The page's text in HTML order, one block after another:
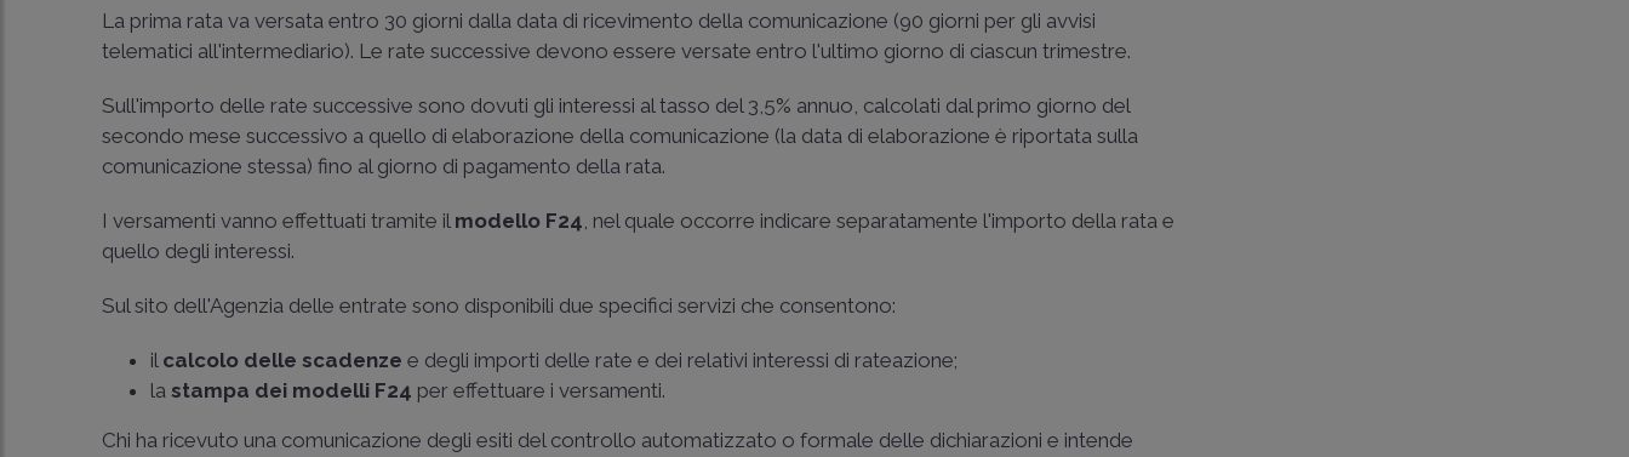
La prima rata va versata entro 30 giorni dalla data di ricevimento della comunicazione (90 giorni per gli avvisi
telematici all'intermediario). Le rate successive devono essere versate entro l'ultimo giorno di ciascun trimestre.
Sull'importo delle rate successive sono dovuti gli interessi al tasso del 3,5% annuo, calcolati dal primo giorno del
secondo mese successivo a quello di elaborazione della comunicazione (la data di elaborazione è riportata sulla
comunicazione stessa) fino al giorno di pagamento della rata.
I versamenti vanno effettuati tramite il modello F24, nel quale occorre indicare separatamente l'importo della rata e
quello degli interessi.
Sul sito dell'Agenzia delle entrate sono disponibili due specifici servizi che consentono:
il calcolo delle scadenze e degli importi delle rate e dei relativi interessi di rateazione;
la stampa dei modelli F24 per effettuare i versamenti.
Chi ha ricevuto una comunicazione degli esiti del controllo automatizzato o formale delle dichiarazioni e intende